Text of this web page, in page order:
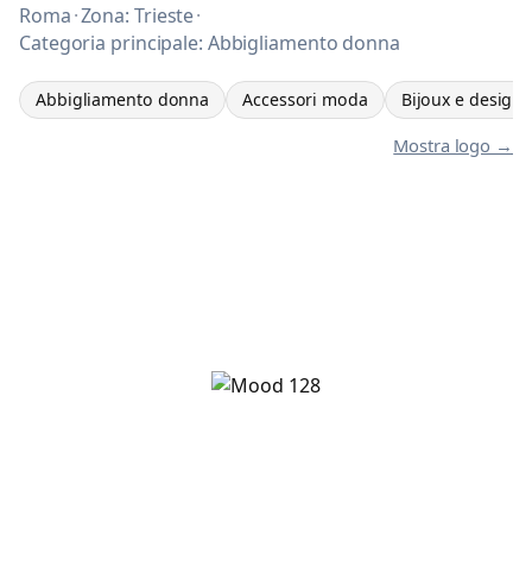
Abbigliamento donna a Roma
Roma·Zona: Trieste·
Categoria principale: Abbigliamento donna
Abbigliamento donna Accessori moda Bijoux e design
Mostra logo →